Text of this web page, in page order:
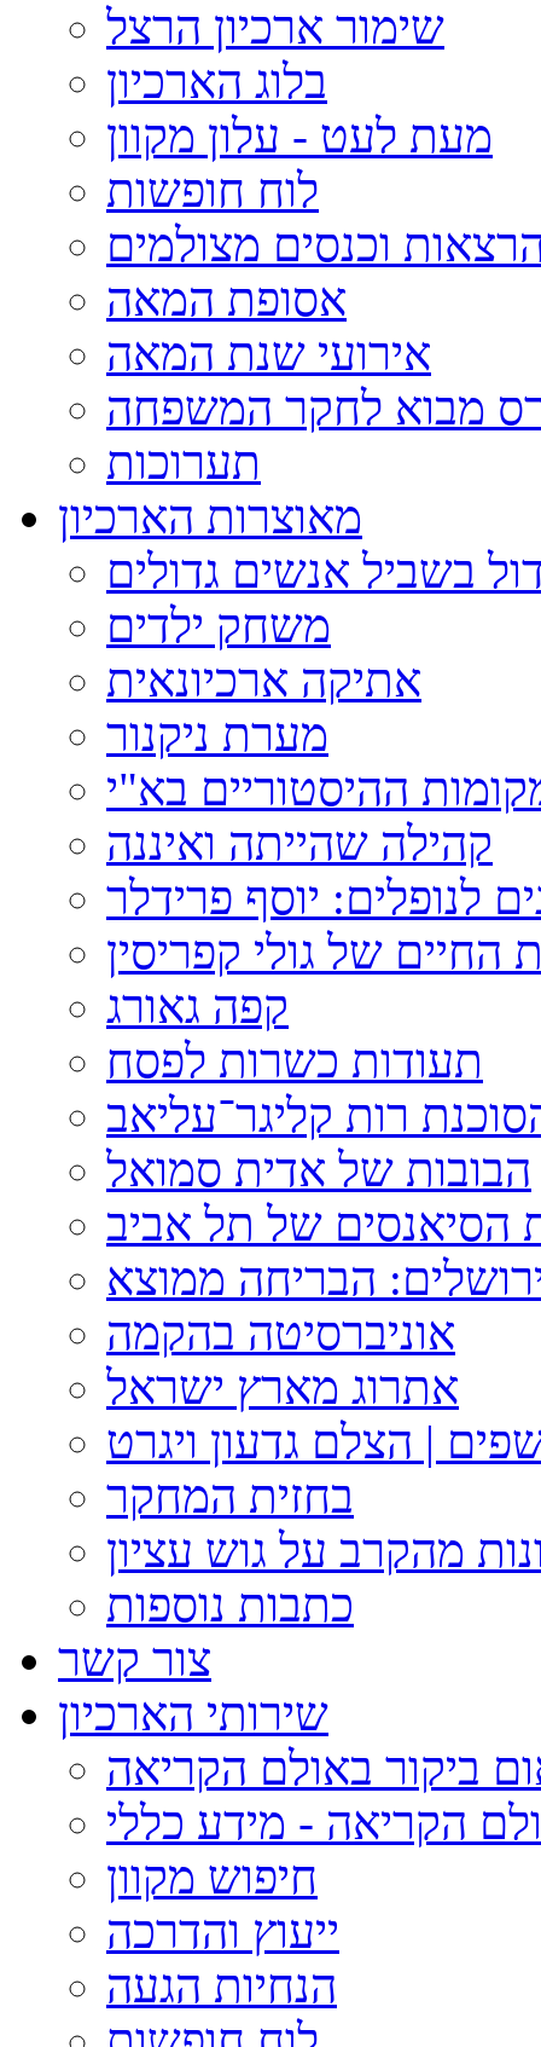
שימור ארכיון הרצל
בלוג הארכיון
מעת לעט - עלון מקוון
לוח חופשות
וכנסים מצולמים
אסופת המאה
אירועי שנת המאה
מבוא לחקר המשפחה
תערוכות
מאוצרות הארכיון
בשביל אנשים גדולים
משחק ילדים
אתיקה ארכיונאית
מערת ניקנור
ההיסטוריים בא"י
קהילה שהייתה ואיננה
לנופלים: יוסף פרידלר
החיים של גולי קפריסין
קפה גאורג
תעודות כשרות לפסח
רות קליגר־עליאב
הבובות של אדית סמואל
של תל אביב
הבריחה ממוצא
אוניברסיטה בהקמה
אתרוג מארץ ישראל
| הצלם גדעון ויגרט
בחזית המחקר
מהקרב על גוש עציון
כתבות נוספות
צור קשר
שירותי הארכיון
ביקור באולם הקריאה
הקריאה - מידע כללי
חיפוש מקוון
ייעוץ והדרכה
הנחיות הגעה